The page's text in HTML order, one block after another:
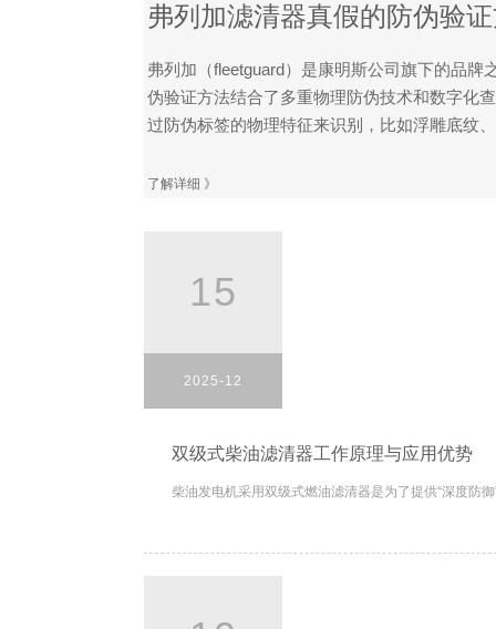
弗列加滤清器真假的防伪验
弗列加（fleetguard）是康明斯公司旗下的品
伪验证方法结合了多重物理防伪技术和数字化
过防伪标签的物理特征来识别，比如浮雕底纹
了解详细 》
15
2025-12
双级式柴油滤清器工作原理与应用优势
柴油发电机采用双级式燃油滤清器是为了提供“深度防